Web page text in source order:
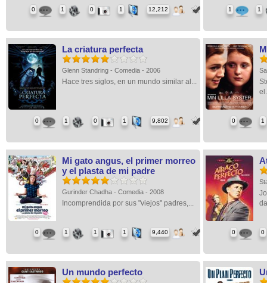
0 1 0 1 12,212 1 1
La criatura perfecta
Glenn Standring - Comedia - 2006
Hace tres siglos, en un mundo similar al...
0 1 0 1 9,802 0 1
Mi gato angus, el primer morreo
y el plasta de mi padre
Gurinder Chadha - Comedia - 2008
Incomprendida por sus "viejos" padres,...
0 1 1 1 9,440 0 0
Un mundo perfecto